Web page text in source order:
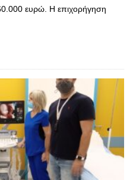
ευρώ. Η επιχορήγηση